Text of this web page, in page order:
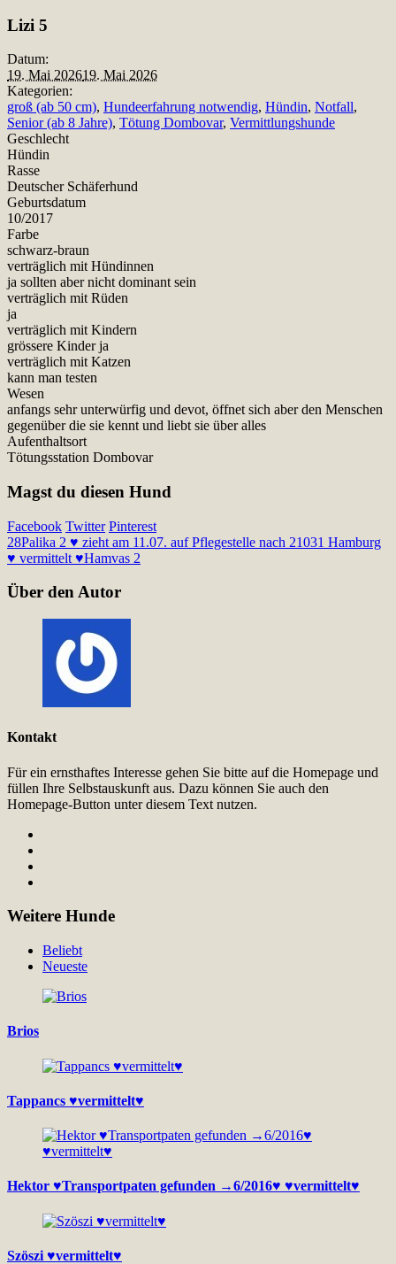
Lizi 5
Datum:
19. Mai 202619. Mai 2026
Kategorien:
groß (ab 50 cm), Hundeerfahrung notwendig, Hündin, Notfall,
Senior (ab 8 Jahre), Tötung Dombovar, Vermittlungshunde
Geschlecht
Hündin
Rasse
Deutscher Schäferhund
Geburtsdatum
10/2017
Farbe
schwarz-braun
verträglich mit Hündinnen
ja sollten aber nicht dominant sein
verträglich mit Rüden
ja
verträglich mit Kindern
grössere Kinder ja
verträglich mit Katzen
kann man testen
Wesen
anfangs sehr unterwürfig und devot, öffnet sich aber den Menschen
gegenüber die sie kennt und liebt sie über alles
Aufenthaltsort
Tötungsstation Dombovar
Magst du diesen Hund
Facebook Twitter Pinterest
28Palika 2 ♥ zieht am 11.07. auf Pflegestelle nach 21031 Hamburg
♥ vermittelt ♥Hamvas 2
Über den Autor
Kontakt
Für ein ernsthaftes Interesse gehen Sie bitte auf die Homepage und
füllen Ihre Selbstauskunft aus. Dazu können Sie auch den
Homepage-Button unter diesem Text nutzen.
Weitere Hunde
Beliebt
Neueste
Brios
Tappancs ♥vermittelt♥
Hektor ♥Transportpaten gefunden →6/2016♥ ♥vermittelt♥
Szöszi ♥vermittelt♥